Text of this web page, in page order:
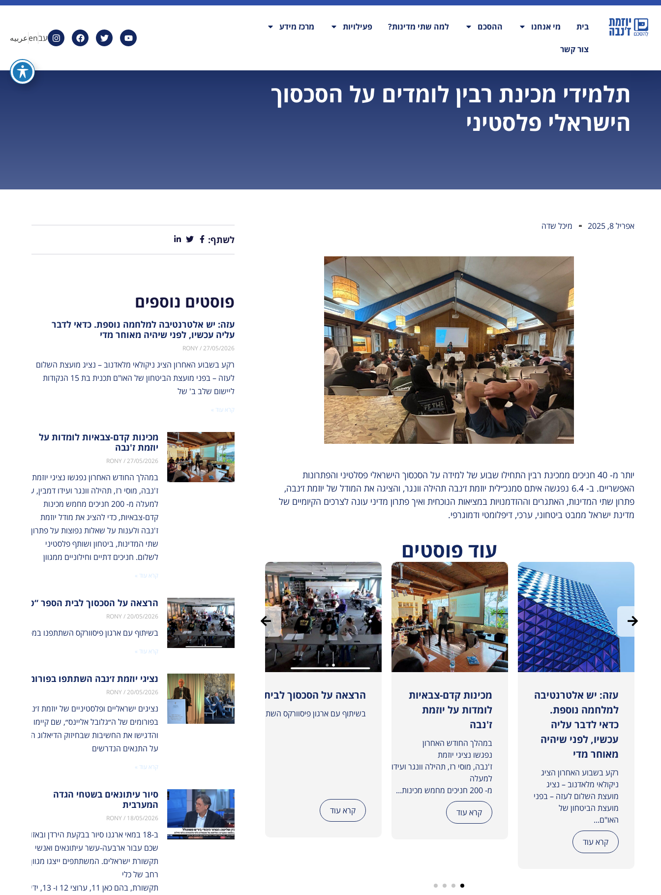
בית מי אנחנו ההסכם למה שתי מדינות? פעילויות מרכז מידע
צור קשר
עבenعربيه
תלמידי מכינת רבין לומדים על הסכסוך
הישראלי פלסטיני
אפריל 8, 2025 מיכל שדה
יותר מ- 40 חניכים ממכינת רבין התחילו שבוע של למידה על הסכסוך הישראלי פסלטיני והפתרונות
האפשריים. ב- 6.4 נפגשה איתם סמנכ״לית יוזמת ז׳נבה תהילה וונגר, והציגה את המודל של יוזמת ז׳נבה,
פתרון שתי המדינות, האתגרים וההזדמנויות במציאות הנוכחית ואיך פתרון מדיני עונה לצרכים הקיומיים של
מדינת ישראל ממבט ביטחוני, ערכי, דיפלומטי ודמוגרפי.
עוד פוסטים
המדינות במכינת אדרת
עזה: יש אלטרנטיבה
למלחמה נוספת.
כדאי לדבר עליה
עכשיו, לפני שיהיה
מאוחר מדי
רקע בשבוע האחרון הציג
ניקולאי מלאדנוב – נציג
מועצת השלום לעזה – בפני
מועצת הביטחון של
האו"ם...
קרא עוד
מכינות קדם-צבאיות
לומדות על יוזמת
ז'נבה
במהלך החודש האחרון
נפגשו נציגי יוזמת
ז'נבה, מוסי רז, תהילה וונגר ועידו דמבין, עם
למעלה
מ- 200 חניכים מחמש מכינות...
קרא עוד
הרצאה על הסכסוך לבית הספר “טק ואלי” בניו יורק
בשיתוף עם ארגון פיסוורקס השתתפנו במפגש מקוון משותף, שחיבר בין פעילי שלום ישראלים ופלסטינים לבין 40 ת...
קרא עוד
נציגי יוזמת ז׳נבה השתתפו בפורומים של ה״גלובל אליינס״
נציגים ישראליים
ופלסטיניים של יוזמת ז׳נבה
קרא עוד
סיור עיתונאים
בשטחי הגדה
המערבית
ב-18 במאי ארגנו סיור
בבקעת הירדן ובאזור שכם
ישראלים. המשתתפים
לשתף:
פוסטים נוספים
עזה: יש אלטרנטיבה למלחמה נוספת. כדאי לדבר
עליה עכשיו, לפני שיהיה מאוחר מדי
RONY 27/05/2026
רקע בשבוע האחרון הציג ניקולאי מלאדנוב – נציג מועצת השלום
לעזה – בפני מועצת הביטחון של האו"ם תכנית בת 15 הנקודות
ליישום שלב ב' של
קרא עוד »
מכינות קדם-צבאיות לומדות על
יוזמת ז'נבה
RONY 27/05/2026
במהלך החודש האחרון נפגשו נציגי יוזמת
ז'נבה, מוסי רז, תהילה וונגר ועידו דמבין, עם
למעלה מ- 200 חניכים מחמש מכינות
קדם-צבאיות, כדי להציג את מודל יוזמת
ז'נבה ולענות על שאלות נפוצות על פתרון
שתי המדינות, ביטחון ושותף פלסטיני
לשלום. חניכים דתיים וחילוניים ממגוון
קרא עוד »
הרצאה על הסכסוך לבית הספר “טק ואלי”
RONY 20/05/2026
בשיתוף עם ארגון פיסוורקס השתתפנו במפגש מקוון משותף, שחיבר בין פעילי שלום ישראלים ופלסטינים לבין 40 תלמידים מבית הספר טק ואלי בניו יורק. המפגש העניק
קרא עוד »
נציגי יוזמת ז׳נבה השתתפו בפורומים של
RONY 20/05/2026
נציגים ישראליים ופלסטיניים של יוזמת ז׳נבה
בפורומים של ה״גלובל אליינס״, שם קיימו שיח עם
והדגישו את החשיבות שבחיזוק הדיאלוג הישראלי-
על התנאים הנדרשים
קרא עוד »
סיור עיתונאים בשטחי הגדה
המערבית
RONY 18/05/2026
ב-18 במאי ארגנו סיור בבקעת הירדן ובאזור
שכם עבור ארבעה-עשר עיתונאים ואנשי
תקשורת ישראלים. המשתתפים ייצגו מגוון
רחב של כלי
תקשורת, בהם כאן 11, ערוצי 12 ו- 13, ידיעות